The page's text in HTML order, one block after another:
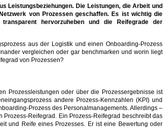
Leistungsbeziehungen. Die Leistungen, die Arbeit und
von Prozessen geschaffen. Es ist wichtig die
transparent hervorzuheben und die Reifegrade der
aus der Logistik und einen Onboarding-Prozess
vergleichen oder gar benchmarken und worin liegt
von Prozessen?
Prozessleistungen oder über die Prozessergebnisse ist
andere Prozess-Kennzahlen (KPI) und
Prozess des Personalmanagements. Allerdings –
Prozess-Reifegrad. Ein Prozess-Reifegrad beschreibt das
und Reife eines Prozesses. Er ist eine Bewertung oder